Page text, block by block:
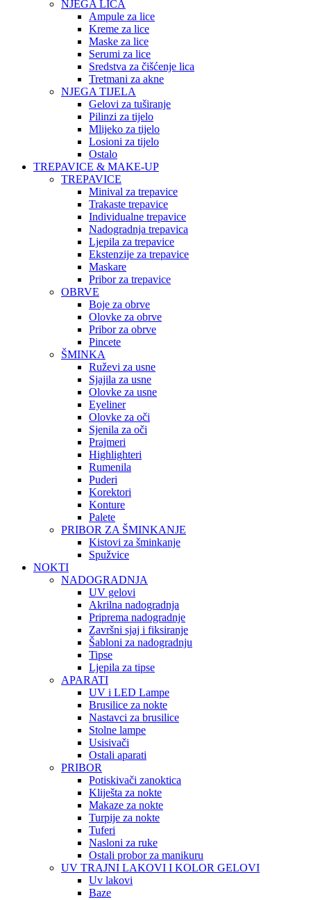
NJEGA LICA
Ampule za lice
Kreme za lice
Maske za lice
Serumi za lice
Sredstva za čišćenje lica
Tretmani za akne
NJEGA TIJELA
Gelovi za tuširanje
Pilinzi za tijelo
Mlijeko za tijelo
Losioni za tijelo
Ostalo
TREPAVICE & MAKE-UP
TREPAVICE
Minival za trepavice
Trakaste trepavice
Individualne trepavice
Nadogradnja trepavica
Ljepila za trepavice
Ekstenzije za trepavice
Maskare
Pribor za trepavice
OBRVE
Boje za obrve
Olovke za obrve
Pribor za obrve
Pincete
ŠMINKA
Ruževi za usne
Sjajila za usne
Olovke za usne
Eyeliner
Olovke za oči
Sjenila za oči
Prajmeri
Highlighteri
Rumenila
Puderi
Korektori
Konture
Palete
PRIBOR ZA ŠMINKANJE
Kistovi za šminkanje
Spužvice
NOKTI
NADOGRADNJA
UV gelovi
Akrilna nadogradnja
Priprema nadogradnje
Završni sjaj i fiksiranje
Šabloni za nadogradnju
Tipse
Ljepila za tipse
APARATI
UV i LED Lampe
Brusilice za nokte
Nastavci za brusilice
Stolne lampe
Usisivači
Ostali aparati
PRIBOR
Potiskivači zanoktica
Kliješta za nokte
Makaze za nokte
Turpije za nokte
Tuferi
Nasloni za ruke
Ostali probor za manikuru
UV TRAJNI LAKOVI I KOLOR GELOVI
Uv lakovi
Baze